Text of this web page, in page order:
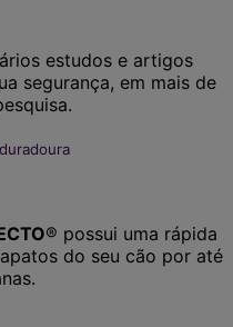
estudos e artigos
segurança, em mais de
® possui uma rápida
do seu cão por até